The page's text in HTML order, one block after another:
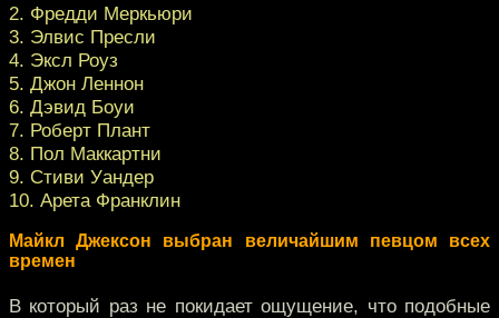
2. Фредди Меркьюри
3. Элвис Пресли
4. Эксл Роуз
5. Джон Леннон
6. Дэвид Боуи
7. Роберт Плант
8. Пол Маккартни
9. Стиви Уандер
10. Арета Франклин
Майкл Джексон выбран величайшим певцом всех
времен
В который раз не покидает ощущение, что подобные